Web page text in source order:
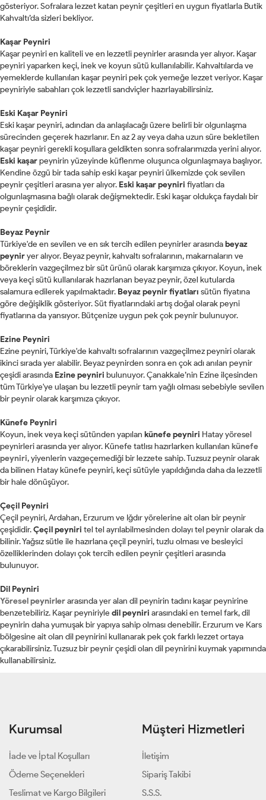
gösteriyor. Sofralara lezzet katan peynir çeşitleri en uygun fiyatlarla Butik
Kahvaltı’da sizleri bekliyor.
Kaşar Peyniri
Kaşar peyniri en kaliteli ve en lezzetli peynirler arasında yer alıyor. Kaşar
peyniri yaparken keçi, inek ve koyun sütü kullanılabilir. Kahvaltılarda ve
yemeklerde kullanılan kaşar peyniri pek çok yemeğe lezzet veriyor. Kaşar
peyniriyle sabahları çok lezzetli sandviçler hazırlayabilirsiniz.
Eski Kaşar Peyniri
Eski kaşar peyniri, adından da anlaşılacağı üzere belirli bir olgunlaşma
sürecinden geçerek hazırlanır. En az 2 ay veya daha uzun süre bekletilen
kaşar peyniri gerekli koşullara geldikten sonra sofralarımızda yerini alıyor.
Eski kaşarpeynirin yüzeyinde küflenme oluşunca olgunlaşmaya başlıyor.
Kendine özgü bir tada sahip eski kaşar peyniri ülkemizde çok sevilen
peynir çeşitleri arasına yer alıyor. Eski kaşar peyniri fiyatları da
olgunlaşmasına bağlı olarak değişmektedir. Eski kaşar oldukça faydalı bir
peynir çeşididir.
Beyaz Peynir
Türkiye'de en sevilen ve en sık tercih edilen peynirler arasındabeyaz
peyniryer alıyor. Beyaz peynir, kahvaltı sofralarının, makarnaların ve
böreklerin vazgeçilmez bir süt ürünü olarak karşımıza çıkıyor. Koyun, inek
veya keçi sütü kullanılarak hazırlanan beyaz peynir, özel kutularda
salamura edilerek yapılmaktadır. Beyaz peynir fiyatları sütün fiyatına
göre değişiklik gösteriyor. Süt fiyatlarındaki artış doğal olarak peyni
fiyatlarına da yansıyor. Bütçenize uygun pek çok peynir bulunuyor.
Ezine Peyniri
Ezine peyniri, Türkiye'de kahvaltı sofralarının vazgeçilmez peyniri olarak
ikinci sırada yer alabilir. Beyaz peynirden sonra en çok adı anılan peynir
çeşidi arasında Ezine peyniri bulunuyor. Çanakkale’nin Ezine ilçesinden
tüm Türkiye'ye ulaşan bu lezzetli peynir tam yağlı olması sebebiyle sevilen
bir peynir olarak karşımıza çıkıyor.
Künefe Peyniri
Koyun, inek veya keçi sütünden yapılan künefe peyniri Hatay yöresel
peynirleri arasında yer alıyor. Künefe tatlısı hazırlarken kullanılan künefe
peyniri, yiyenlerin vazgeçemediği bir lezzete sahip. Tuzsuz peynir olarak
da bilinen Hatay künefe peyniri, keçi sütüyle yapıldığında daha da lezzetli
bir hale dönüşüyor.
Çeçil Peyniri
Çeçil peyniri, Ardahan, Erzurum ve Iğdır yörelerine ait olan bir peynir
çeşididir.Çeçil peyniri tel tel ayrılabilmesinden dolayı tel peynir olarak da
bilinir. Yağsız sütle ile hazırlana çeçil peyniri, tuzlu olması ve besleyici
özelliklerinden dolayı çok tercih edilen peynir çeşitleri arasında
bulunuyor.
Dil Peyniri
Yöresel peynirlerarasında yer alan dil peynirin tadını kaşar peynirine
benzetebiliriz. Kaşar peyniriyle dil peyniri arasındaki en temel fark, dil
peynirin daha yumuşak bir yapıya sahip olması denebilir. Erzurum ve Kars
bölgesine ait olan dil peynirini kullanarak pek çok farklı lezzet ortaya
çıkarabilirsiniz. Tuzsuz bir peynir çeşidi olan dil peynirini kuymak yapımında
kullanabilirsiniz.
Kurumsal
İade ve İptal Koşulları
Ödeme Seçenekleri
Teslimat ve Kargo Bilgileri
Müşteri Hizmetleri
İletişim
Sipariş Takibi
S.S.S.